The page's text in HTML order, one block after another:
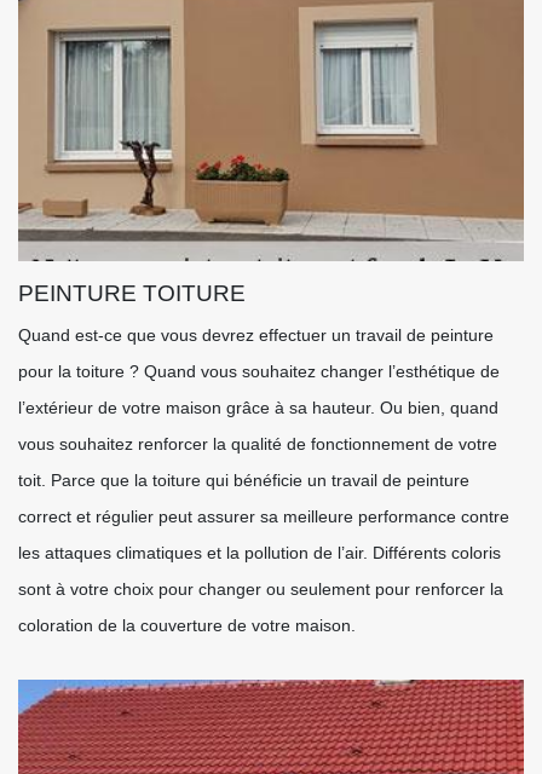
PEINTURE TOITURE
Quand est-ce que vous devrez effectuer un travail de peinture
pour la toiture ? Quand vous souhaitez changer l’esthétique de
l’extérieur de votre maison grâce à sa hauteur. Ou bien, quand
vous souhaitez renforcer la qualité de fonctionnement de votre
toit. Parce que la toiture qui bénéficie un travail de peinture
correct et régulier peut assurer sa meilleure performance contre
les attaques climatiques et la pollution de l’air. Différents coloris
sont à votre choix pour changer ou seulement pour renforcer la
coloration de la couverture de votre maison.